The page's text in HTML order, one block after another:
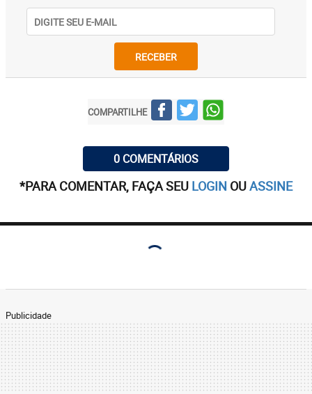
RECEBER
COMPARTILHE
0 COMENTÁRIOS
*PARA COMENTAR, FAÇA SEU LOGIN OUASSINE
Publicidade